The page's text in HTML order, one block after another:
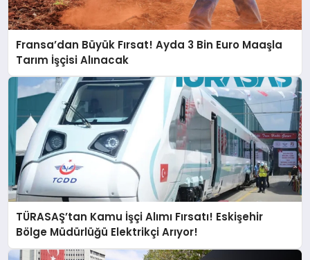
Fransa’dan Büyük Fırsat! Ayda 3 Bin Euro Maaşla
Tarım İşçisi Alınacak
TÜRASAŞ’tan Kamu İşçi Alımı Fırsatı! Eskişehir
Bölge Müdürlüğü Elektrikçi Arıyor!